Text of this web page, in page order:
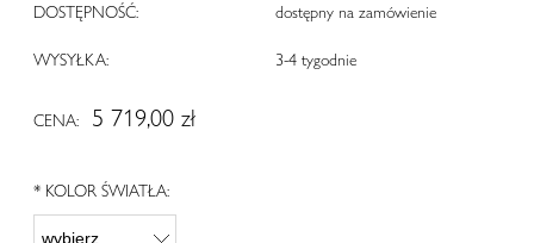
DOSTĘPNOŚĆ: dostępny na zamówienie
WYSYŁKA: 3-4 tygodnie
CENA: 5 719,00 zł
* KOLOR ŚWIATŁA: